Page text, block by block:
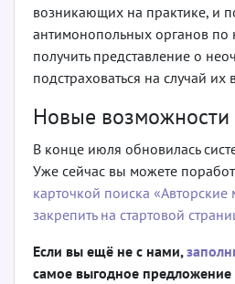
возникающих на практике, и
антимонопольных органов по
получить представление о
подстрахо­ваться на случай их
Новые возможности
В конце июля обновилась
Уже сейчас вы можете
карточкой поиска «Авторские
закрепить на стартовой
Если вы ещё не с нами,
самое выгодное